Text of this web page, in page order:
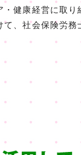
健康経営に取り
て、社会保険労